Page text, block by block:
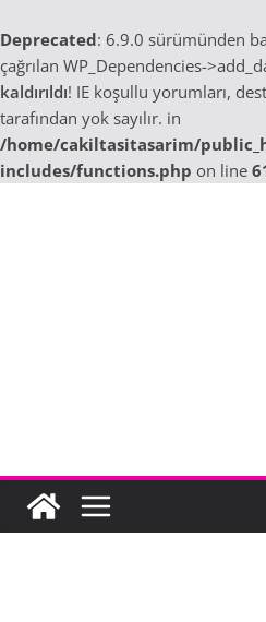
Deprecated: 6.9.0 sürümünden
çağrılan WP_Dependencies-
kaldırıldı! IE koşullu yorumları,
tarafından yok sayılır. in
/home/cakiltasitasarim/
includes/functions.php on line